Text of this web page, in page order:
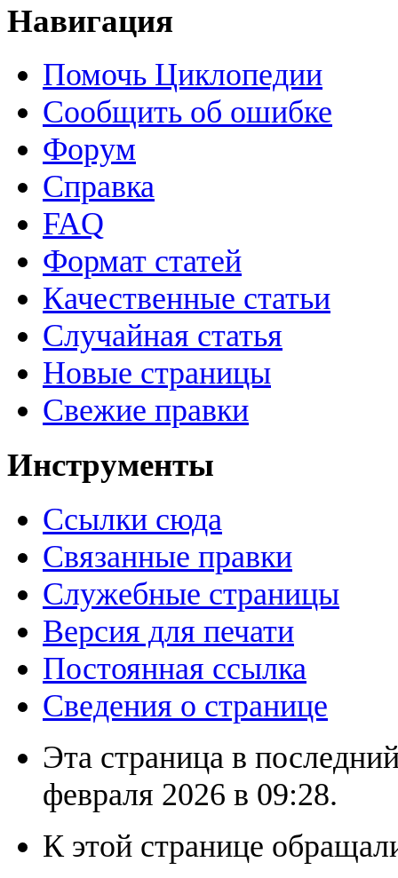
Навигация
Помочь Циклопедии
Сообщить об ошибке
Форум
Справка
FAQ
Формат статей
Качественные статьи
Случайная статья
Новые страницы
Свежие правки
Инструменты
Ссылки сюда
Связанные правки
Служебные страницы
Версия для печати
Постоянная ссылка
Сведения о странице
Эта страница в
февраля 2026 в 09:28.
К этой странице